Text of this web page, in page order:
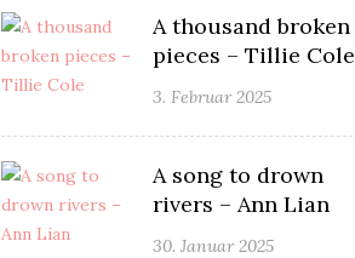
A thousand broken
pieces – Tillie Cole
3. Februar 2025
A song to drown
rivers – Ann Lian
30. Januar 2025